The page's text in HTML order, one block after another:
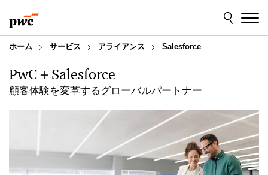
to
content
to
footer
ホーム サービス アライアンス Salesforce
顧客体験を変革するグローバルパートナー
PwC＋Salesforce